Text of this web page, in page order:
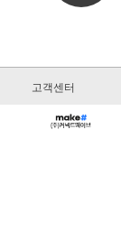
고객센터